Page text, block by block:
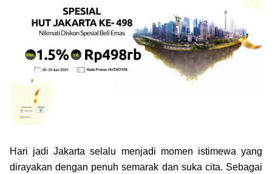
Koin Emas
Koin Nusantara, Lunar & Custom
Perhiasan
From Story
Buyback
Jual emas kamu ke Treasury
Perusahaan
Gold for Good
Berkontribusi pada hal yang benar-benar berarti
#BuatMasaDepan
Green Gold
Indonesia
Indonesia
Hari jadi Jakarta selalu menjadi momen istimewa yang
dirayakan dengan penuh semarak dan suka cita. Sebagai